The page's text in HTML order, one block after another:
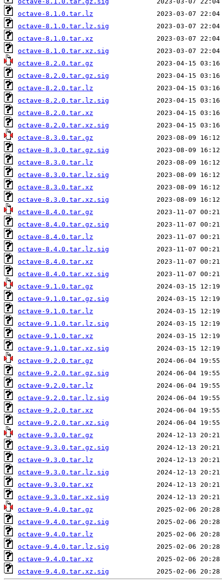
octave-8.1.0.tar.lz
octave-8.1.0.tar.lz.sig
octave-8.1.0.tar.xz
octave-8.1.0.tar.xz.sig
octave-8.2.0.tar.gz
octave-8.2.0.tar.gz.sig
octave-8.2.0.tar.lz
octave-8.2.0.tar.lz.sig
octave-8.2.0.tar.xz
octave-8.2.0.tar.xz.sig
octave-8.3.0.tar.gz
octave-8.3.0.tar.gz.sig
octave-8.3.0.tar.lz
octave-8.3.0.tar.lz.sig
octave-8.3.0.tar.xz
octave-8.3.0.tar.xz.sig
octave-8.4.0.tar.gz
octave-8.4.0.tar.gz.sig
octave-8.4.0.tar.lz
octave-8.4.0.tar.lz.sig
octave-8.4.0.tar.xz
octave-8.4.0.tar.xz.sig
octave-9.1.0.tar.gz
octave-9.1.0.tar.gz.sig
octave-9.1.0.tar.lz
octave-9.1.0.tar.lz.sig
octave-9.1.0.tar.xz
octave-9.1.0.tar.xz.sig
octave-9.2.0.tar.gz
octave-9.2.0.tar.gz.sig
octave-9.2.0.tar.lz
octave-9.2.0.tar.lz.sig
octave-9.2.0.tar.xz
octave-9.2.0.tar.xz.sig
octave-9.3.0.tar.gz
octave-9.3.0.tar.gz.sig
octave-9.3.0.tar.lz
octave-9.3.0.tar.lz.sig
octave-9.3.0.tar.xz
octave-9.3.0.tar.xz.sig
octave-9.4.0.tar.gz
octave-9.4.0.tar.gz.sig
octave-9.4.0.tar.lz
octave-9.4.0.tar.lz.sig
octave-9.4.0.tar.xz
octave-9.4.0.tar.xz.sig